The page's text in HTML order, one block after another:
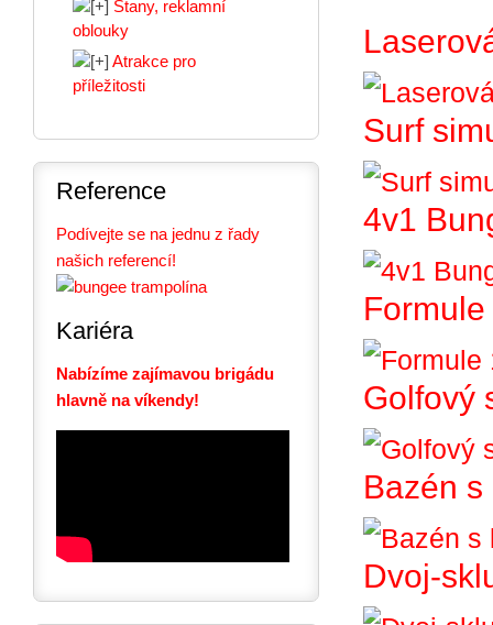
Surf
4v1
Golfový
Bazén
Dvoj-
Stany, reklamní
oblouky
Atrakce pro
příležitosti
Reference
Podívejte se na jednu z řady
našich referencí!
Kariéra
Nabízíme zajímavou brigádu
hlavně na víkendy!